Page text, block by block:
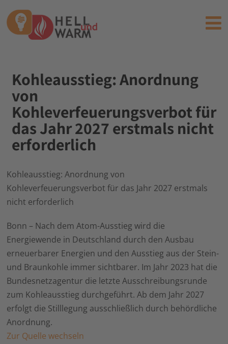
Kohleausstieg: Anordnung
von
Kohleverfeuerungsverbot für
das Jahr 2027 erstmals nicht
erforderlich
Kohleausstieg: Anordnung von
Kohleverfeuerungsverbot für das Jahr 2027 erstmals
nicht erforderlich
Bonn – Nach dem Atom-Ausstieg wird die
Energiewende in Deutschland durch den Ausbau
erneuerbarer Energien und den Ausstieg aus der Stein-
und Braunkohle immer sichtbarer. Im Jahr 2023 hat die
Bundesnetzagentur die letzte Ausschreibungsrunde
zum Kohleausstieg durchgeführt. Ab dem Jahr 2027
erfolgt die Stilllegung ausschließlich durch behördliche
Anordnung.
Zur Quelle wechseln